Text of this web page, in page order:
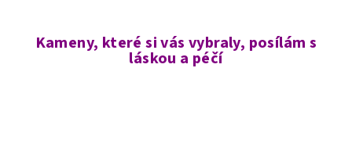
Kameny, které si vás vybraly, posílám s
láskou a péčí